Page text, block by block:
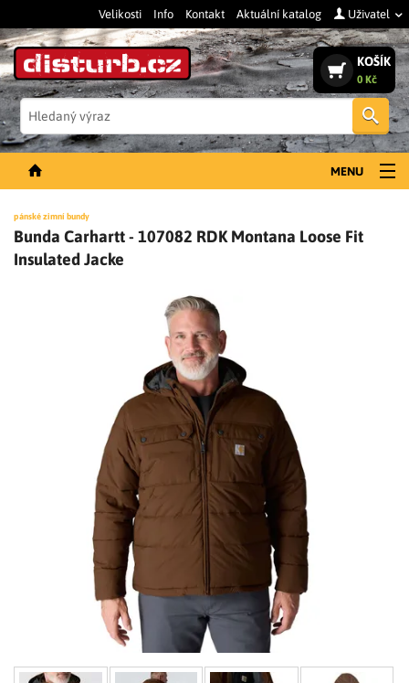
Velikosti Info Kontakt Aktuální katalog Uživatel
KOŠÍK
0 Kč
MENU
PÁNSKÉ OBLEČENÍ
LIMITOVANÉ EDICE
pánské zimní bundy
Bunda Carhartt - 107082 RDK Montana Loose Fit
Insulated Jacke